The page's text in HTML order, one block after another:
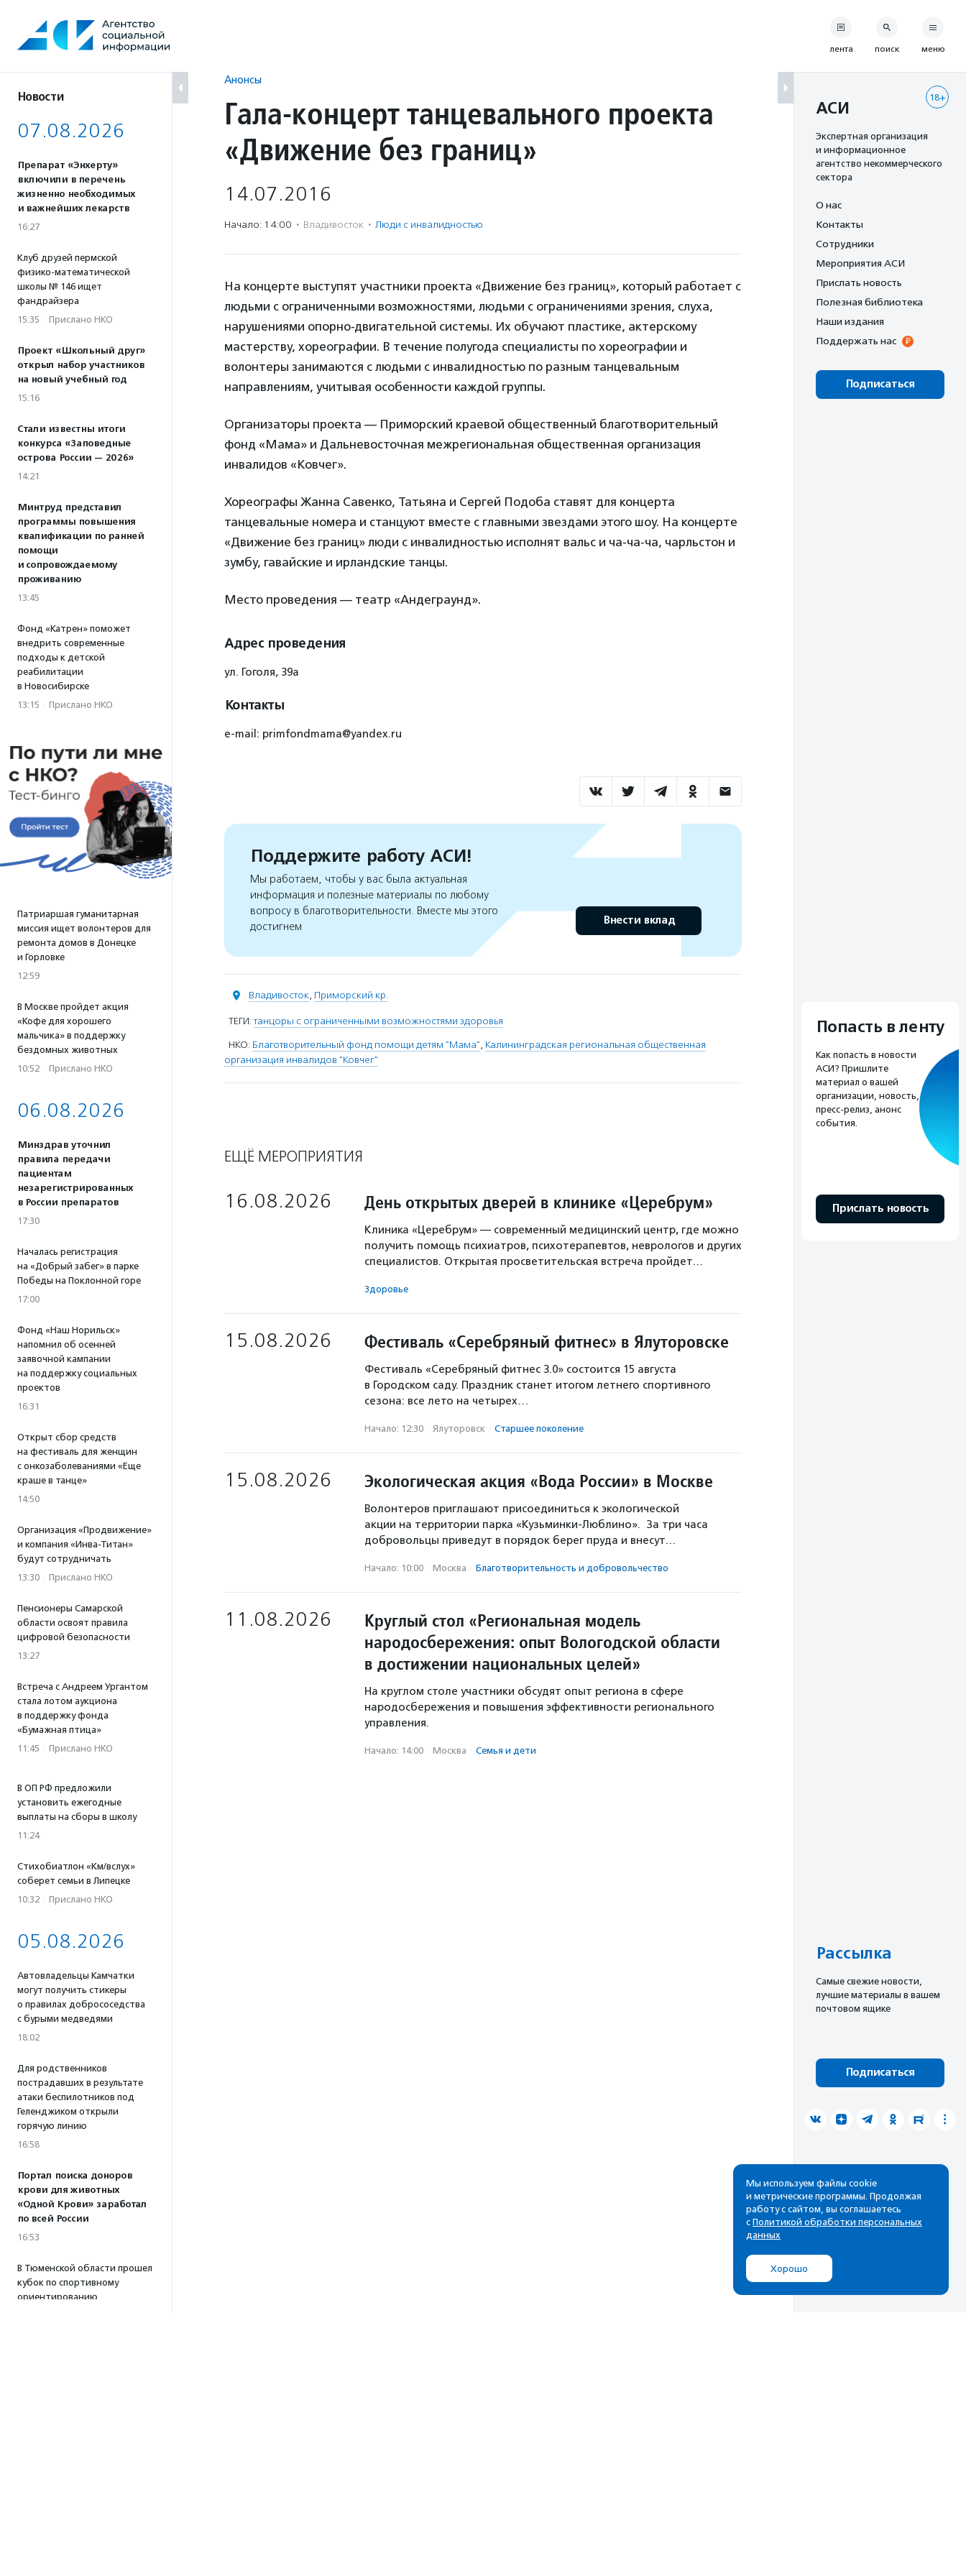
содержанию
Новости
07.08.2026
Препарат «Энхерту»
включили в перечень
жизненно необходимых
и важнейших лекарств
16:27
Клуб друзей пермской
физико-математической
школы № 146 ищет
фандрайзера
15:35 · Прислано НКО
Проект «Школьный друг»
открыл набор участников
на новый учебный год
15:16
Стали известны итоги
конкурса «Заповедные
острова России — 2026»
14:21
Минтруд представил
программы повышения
квалификации по ранней
помощи
и сопровождаемому
проживанию
13:45
Фонд «Катрен» поможет
внедрить современные
подходы к детской
реабилитации
в Новосибирске
13:15 · Прислано НКО
Патриаршая гуманитарная
миссия ищет волонтеров для
ремонта домов в Донецке
и Горловке
12:59
В Москве пройдет акция
«Кофе для хорошего
мальчика» в поддержку
бездомных животных
10:52 · Прислано НКО
06.08.2026
Минздрав уточнил
правила передачи
пациентам
незарегистрированных
в России препаратов
17:30
Началась регистрация
на «Добрый забег» в парке
Победы на Поклонной горе
17:00
Фонд «Наш Норильск»
напомнил об осенней
заявочной кампании
на поддержку социальных
проектов
16:31
Открыт сбор средств
на фестиваль для женщин
с онкозаболеваниями «Еще
краше в танце»
14:50
Организация «Продвижение»
и компания «Инва-Титан»
будут сотрудничать
13:30 · Прислано НКО
Пенсионеры Самарской
области освоят правила
цифровой безопасности
13:27
Встреча с Андреем Ургантом
стала лотом аукциона
в поддержку фонда
«Бумажная птица»
11:45 · Прислано НКО
В ОП РФ предложили
установить ежегодные
выплаты на сборы в школу
11:24
Стихобиатлон «Км/вслух»
соберет семьи в Липецке
10:32 · Прислано НКО
05.08.2026
Автовладельцы Камчатки
могут получить стикеры
о правилах добрососедства
с бурыми медведями
18:02
Для родственников
пострадавших в результате
атаки беспилотников под
Геленджиком открыли
горячую линию
16:58
Портал поиска доноров
крови для животных
«Одной Крови» заработал
по всей России
16:53
В Тюменской области прошел
кубок по спортивному
ориентированию
Анонсы
Гала-концерт танцевального проекта
«Движение без границ»
14.07.2016
Начало: 14:00 · Владивосток · Люди с инвалидностью
На концерте выступят участники проекта «Движение без границ», который работает с
людьми с ограниченными возможностями, людьми с ограничениями зрения, слуха,
нарушениями опорно-двигательной системы. Их обучают пластике, актерскому
мастерству, хореографии. В течение полугода специалисты по хореографии и
волонтеры занимаются с людьми с инвалидностью по разным танцевальным
направлениям, учитывая особенности каждой группы.
Организаторы проекта — Приморский краевой общественный благотворительный
фонд «Мама» и Дальневосточная межрегиональная общественная организация
инвалидов «Ковчег».
Хореографы Жанна Савенко, Татьяна и Сергей Подоба ставят для концерта
танцевальные номера и станцуют вместе с главными звездами этого шоу. На концерте
«Движение без границ» люди с инвалидностью исполнят вальс и ча-ча-ча, чарльстон и
зумбу, гавайские и ирландские танцы.
Место проведения — театр «Андеграунд».
Адрес проведения
ул. Гоголя, 39а
Контакты
e-mail: primfondmama@yandex.ru
Поддержите работу АСИ!
Мы работаем, чтобы у вас была актуальная
информация и полезные материалы по любому
вопросу в благотворительности. Вместе мы этого
достигнем
Внести вклад
Владивосток, Приморский кр.
ТЕГИ: танцоры с ограниченными возможностями здоровья
НКО: Благотворительный фонд помощи детям "Мама", Калининградская региональная общественная
организация инвалидов "Ковчег"
ЕЩЁ МЕРОПРИЯТИЯ
16.08.2026 День открытых дверей в клинике «Церебрум»
Клиника «Церебрум» — современный медицинский центр, где можно
получить помощь психиатров, психотерапевтов, неврологов и других
специалистов. Открытая просветительская встреча пройдет…
Здоровье
15.08.2026 Фестиваль «Серебряный фитнес» в Ялуторовске
Фестиваль «Серебряный фитнес 3.0» состоится 15 августа
в Городском саду. Праздник станет итогом летнего спортивного
сезона: все лето на четырех…
Начало: 12:30 · Ялуторовск · Старшее поколение
15.08.2026 Экологическая акция «Вода России» в Москве
Волонтеров приглашают присоединиться к экологической
акции на территории парка «Кузьминки-Люблино». За три часа
добровольцы приведут в порядок берег пруда и внесут…
Начало: 10:00 · Москва · Благотвори­тель­ность и доброволь­чест­во
11.08.2026
Круглый стол «Региональная модель
народосбережения: опыт Вологодской области
в достижении национальных целей»
На круглом столе участники обсудят опыт региона в сфере
народосбережения и повышения эффективности регионального
управления.
Начало: 14:00 · Москва · Семья и дети
лента поиск меню
18+
АСИ
Экспертная организация
и информационное
агентство некоммерческого
сектора
О нас
Контакты
Сотрудники
Мероприятия АСИ
Прислать новость
Полезная библиотека
Наши издания
Поддержать нас
Подписаться
Попасть в ленту
Как попасть в новости
АСИ? Пришлите
материал о вашей
организации, новость,
пресс-релиз, анонс
события.
Прислать новость
Рассылка
Cамые свежие новости,
лучшие материалы в вашем
почтовом ящике
Подписаться
Мы используем файлы cookie
и метрические программы. Продолжая
работу с сайтом, вы соглашаетесь
с Политикой обработки персональных
данных
Хорошо